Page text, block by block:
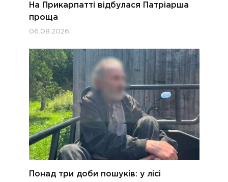
На Прикарпатті відбулася Патріарша
проща
06.08.2026
Понад три доби пошуків: у лісі